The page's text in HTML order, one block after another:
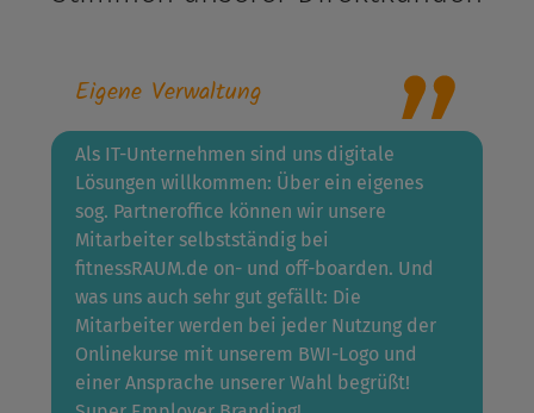
Eigene Verwaltung
Als IT-Unternehmen sind uns digitale
Lösungen willkommen: Über ein eigenes
sog. Partneroffice können wir unsere
Mitarbeiter selbstständig bei
fitnessRAUM.de on- und off-boarden. Und
was uns auch sehr gut gefällt: Die
Mitarbeiter werden bei jeder Nutzung der
Onlinekurse mit unserem BWI-Logo und
einer Ansprache unserer Wahl begrüßt!